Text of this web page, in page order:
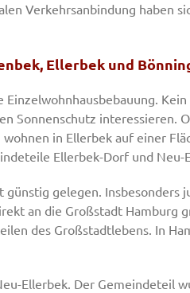
Verkehrsanbindung haben
Ellerbek und
Sonnenschutz interessieren.
in Ellerbek auf einer
Ellerbek-Dorf und Neu-
gelegen. Insbesonders
an die Großstadt Hamburg
des Großstadtlebens. In
Ellerbek. Der Gemeindeteil